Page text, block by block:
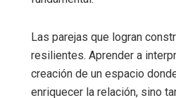
Las parejas que logran
resilientes. Aprender a
creación de un espacio
enriquecer la relación, sino